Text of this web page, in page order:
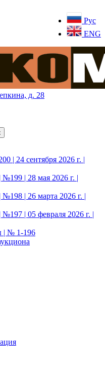
Рус
ENG
д. 28
| 24 сентября 2026 г. |
| 28 мая 2026 г. |
| 26 марта 2026 г. |
| 05 февраля 2026 г. |
| № 1-196